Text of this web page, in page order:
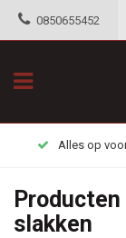
0850655452
Alles op
slakken